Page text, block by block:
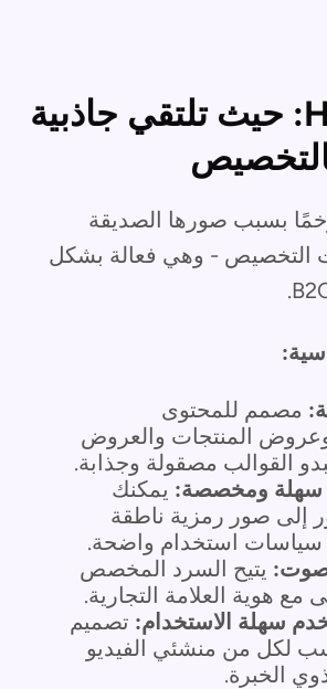
3. HeyGen: حيث تلتقي جاذبية
بسبب صورها الصديقة
التخصيص - وهي فعالة بشكل
مصمم للمحتوى
وعروض المنتجات والعروض
القوالب مصقولة وجذابة.
سهلة ومخصصة: يمكنك
إلى صور رمزية ناطقة
سياسات استخدام واضحة.
يتيح السرد المخصص
مع هوية العلامة التجارية.
سهلة الاستخدام: تصميم
لكل من منشئي الفيديو
الخبرة.